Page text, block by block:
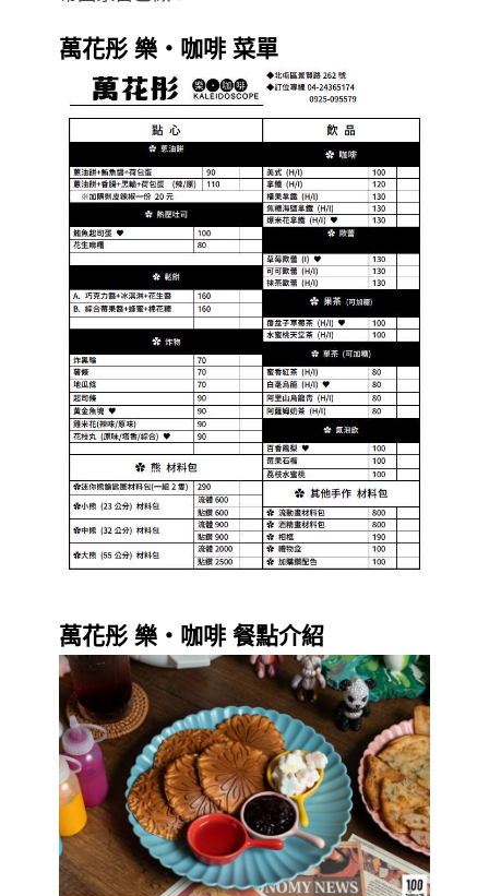
萬花彤 樂・咖啡 菜單
萬花彤 樂・咖啡 餐點介紹